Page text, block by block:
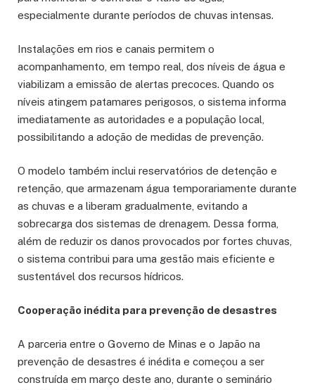
especialmente durante períodos de chuvas intensas.
Instalações em rios e canais permitem o
acompanhamento, em tempo real, dos níveis de água e
viabilizam a emissão de alertas precoces. Quando os
níveis atingem patamares perigosos, o sistema informa
imediatamente as autoridades e a população local,
possibilitando a adoção de medidas de prevenção.
O modelo também inclui reservatórios de detenção e
retenção, que armazenam água temporariamente durante
as chuvas e a liberam gradualmente, evitando a
sobrecarga dos sistemas de drenagem. Dessa forma,
além de reduzir os danos provocados por fortes chuvas,
o sistema contribui para uma gestão mais eficiente e
sustentável dos recursos hídricos.
Cooperação inédita para prevenção de desastres
A parceria entre o Governo de Minas e o Japão na
prevenção de desastres é inédita e começou a ser
construída em março deste ano, durante o seminário